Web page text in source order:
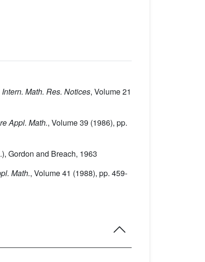
Intern. Math. Res. Notices, Volume 21
Appl. Math., Volume 39 (1986), pp.
Gordon and Breach, 1963
Math., Volume 41 (1988), pp. 459-